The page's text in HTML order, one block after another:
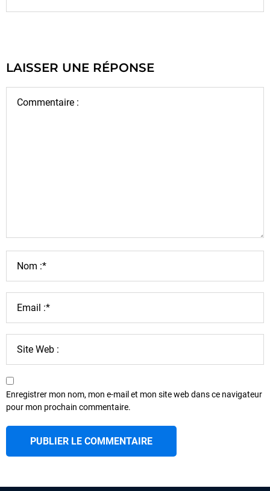
LAISSER UNE RÉPONSE
Enregistrer mon nom, mon e-mail et mon site web dans ce navigateur
pour mon prochain commentaire.